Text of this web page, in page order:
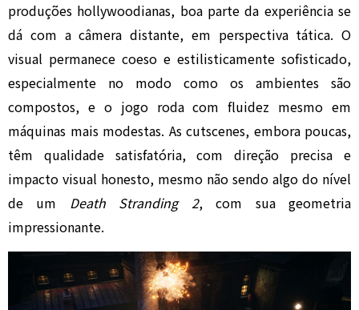
produções hollywoodianas, boa parte da experiência se
dá com a câmera distante, em perspectiva tática. O
visual permanece coeso e estilisticamente sofisticado,
especialmente no modo como os ambientes são
compostos, e o jogo roda com fluidez mesmo em
máquinas mais modestas. As cutscenes, embora poucas,
têm qualidade satisfatória, com direção precisa e
impacto visual honesto, mesmo não sendo algo do nível
de um Death Stranding 2, com sua geometria
impressionante.